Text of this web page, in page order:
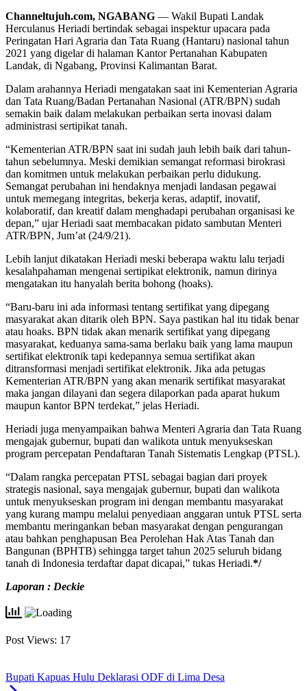
Channeltujuh.com, NGABANG — Wakil Bupati Landak
Herculanus Heriadi bertindak sebagai inspektur upacara pada
Peringatan Hari Agraria dan Tata Ruang (Hantaru) nasional tahun
2021 yang digelar di halaman Kantor Pertanahan Kabupaten
Landak, di Ngabang, Provinsi Kalimantan Barat.
Dalam arahannya Heriadi mengatakan saat ini Kementerian Agraria
dan Tata Ruang/Badan Pertanahan Nasional (ATR/BPN) sudah
semakin baik dalam melakukan perbaikan serta inovasi dalam
administrasi sertipikat tanah.
“Kementerian ATR/BPN saat ini sudah jauh lebih baik dari tahun-
tahun sebelumnya. Meski demikian semangat reformasi birokrasi
dan komitmen untuk melakukan perbaikan perlu didukung.
Semangat perubahan ini hendaknya menjadi landasan pegawai
untuk memegang integritas, bekerja keras, adaptif, inovatif,
kolaboratif, dan kreatif dalam menghadapi perubahan organisasi ke
depan,” ujar Heriadi saat membacakan pidato sambutan Menteri
ATR/BPN, Jum’at (24/9/21).
Lebih lanjut dikatakan Heriadi meski beberapa waktu lalu terjadi
kesalahpahaman mengenai sertipikat elektronik, namun dirinya
mengatakan itu hanyalah berita bohong (hoaks).
“Baru-baru ini ada informasi tentang sertifikat yang dipegang
masyarakat akan ditarik oleh BPN. Saya pastikan hal itu tidak benar
atau hoaks. BPN tidak akan menarik sertifikat yang dipegang
masyarakat, keduanya sama-sama berlaku baik yang lama maupun
sertifikat elektronik tapi kedepannya semua sertifikat akan
ditransformasi menjadi sertifikat elektronik. Jika ada petugas
Kementerian ATR/BPN yang akan menarik sertifikat masyarakat
maka jangan dilayani dan segera dilaporkan pada aparat hukum
maupun kantor BPN terdekat,” jelas Heriadi.
Heriadi juga menyampaikan bahwa Menteri Agraria dan Tata Ruang
mengajak gubernur, bupati dan walikota untuk menyukseskan
program percepatan Pendaftaran Tanah Sistematis Lengkap (PTSL).
“Dalam rangka percepatan PTSL sebagai bagian dari proyek
strategis nasional, saya mengajak gubernur, bupati dan walikota
untuk menyukseskan program ini dengan membantu masyarakat
yang kurang mampu melalui penyediaan anggaran untuk PTSL serta
membantu meringankan beban masyarakat dengan pengurangan
atau bahkan penghapusan Bea Perolehan Hak Atas Tanah dan
Bangunan (BPHTB) sehingga target tahun 2025 seluruh bidang
tanah di Indonesia terdaftar dapat dicapai,” tukas Heriadi.*/
Laporan : Deckie
Post Views: 17
Bupati Kapuas Hulu Deklarasi ODF di Lima Desa